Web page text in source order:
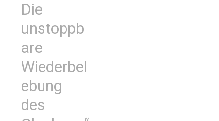
Die
unstoppb
are
Wiederbel
ebung
des